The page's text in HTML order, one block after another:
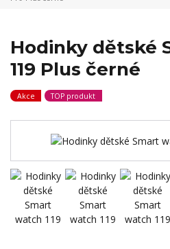
Hodinky dětské
119 Plus černé
Akce TOP produkt